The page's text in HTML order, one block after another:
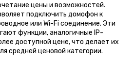
цены и возможностей.
подключить домофон к
или Wi-Fi соединение. Эти
функции, аналогичные IP-
доступной цене, что делает их
средней ценовой категории.